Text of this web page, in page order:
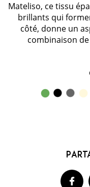
Mateliso, ce tissu
brillants qui
côté, donne un
combinaison